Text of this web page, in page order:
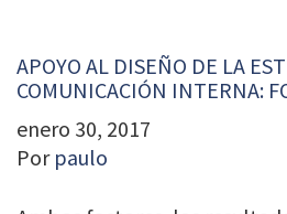
APOYO AL DISEÑO DE LA
COMUNICACIÓN INTERNA:
enero 30, 2017
Por paulo